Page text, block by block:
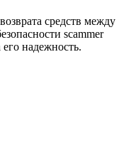
средств между
scammer
его надежность.